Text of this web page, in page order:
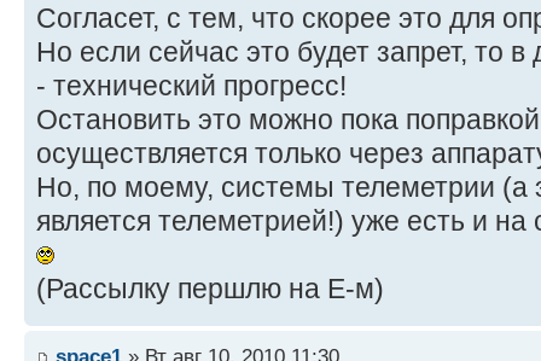
Согласет, с тем, что скорее это для
Но если сейчас это будет запрет, то
- технический прогресс!
Остановить это можно пока
осуществляется только через
Но, по моему, системы телеметрии (а
является телеметрией!) уже есть и
(Рассылку першлю на Е-м)